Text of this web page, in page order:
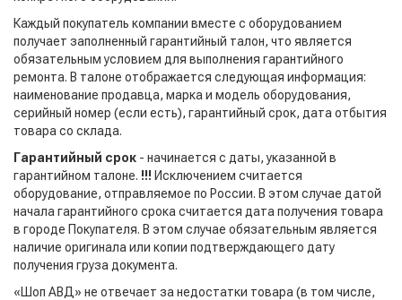
Каждый покупатель компании вместе с оборудованием
получает заполненный гарантийный талон, что является
обязательным условием для выполнения гарантийного
ремонта. В талоне отображается следующая информация:
наименование продавца, марка и модель оборудования,
серийный номер (если есть), гарантийный срок, дата отбытия
товара со склада.
Гарантийный срок - начинается с даты, указанной в
гарантийном талоне. !!! Исключением считается
оборудование, отправляемое по России. В этом случае датой
начала гарантийного срока считается дата получения товара
в городе Покупателя. В этом случае обязательным является
наличие оригинала или копии подтверждающего дату
получения груза документа.
«Шоп АВД» не отвечает за недостатки товара (в том числе,